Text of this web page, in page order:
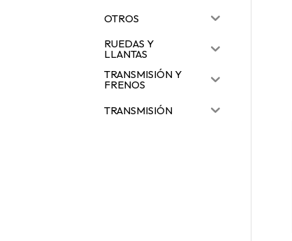
OTROS
RUEDAS Y
LLANTAS
TRANSMISIÓN Y
FRENOS
TRANSMISIÓN